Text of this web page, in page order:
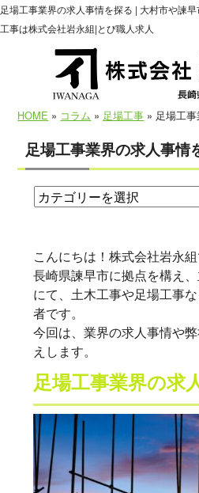
足場工事業界の求人事情を探る | 大村市や諫
工事は株式会社岩永組|とび職人求人
HOME » コラム » 足場工事 » 足場工
足場工事業界の求人事情
こんにちは！株式会社岩永組
長崎県諫早市に拠点を構え
にて、土木工事や足場工事
者です。
今回は、業界の求人事情や
えします。
足場工事業界の求